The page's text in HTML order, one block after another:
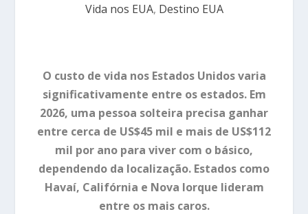
Vida nos EUA, Destino EUA
O custo de vida nos Estados Unidos varia
significativamente entre os estados. Em
2026, uma pessoa solteira precisa ganhar
entre cerca de US$45 mil e mais de US$112
mil por ano para viver com o básico,
dependendo da localização. Estados como
Havaí, Califórnia e Nova Iorque lideram
entre os mais caros.